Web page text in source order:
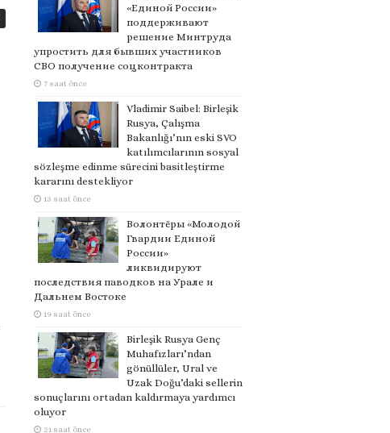
«Единой России»
поддерживают
решение Минтруда
упростить для бывших участников
СВО получение соцконтракта
7 saat önce
Vladimir Saibel: Birleşik
Rusya, Çalışma
Bakanlığı’nın eski SVO
katılımcılarının sosyal
sözleşme edinme sürecini basitleştirme
kararını destekliyor
13 saat önce
Волонтёры «Молодой
Гвардии Единой
России»
ликвидируют
последствия паводков на Урале и
Дальнем Востоке
19 saat önce
Birleşik Rusya Genç
Muhafızları’ndan
gönüllüler, Ural ve
Uzak Doğu’daki sellerin
sonuçlarını ortadan kaldırmaya yardımcı
oluyor
21 saat önce